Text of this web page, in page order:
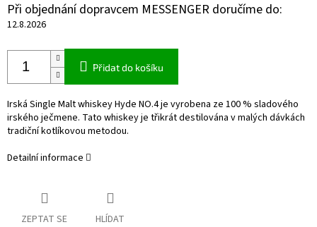
Při objednání dopravcem MESSENGER doručíme do:
12.8.2026
Přidat do košíku
Irská Single Malt whiskey Hyde NO.4 je vyrobena ze 100 % sladového
irského ječmene. Tato whiskey je třikrát destilována v malých dávkách
tradiční kotlíkovou metodou.
Detailní informace
ZEPTAT SE HLÍDAT